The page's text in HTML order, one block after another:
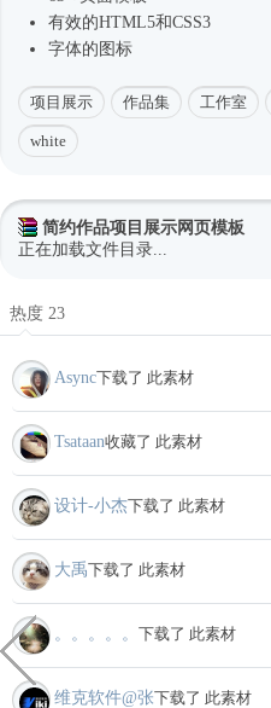
有效的HTML5和CSS3
字体的图标
项目展示 作品集 工作室
white
简约作品项目展示网页模板
正在加载文件目录...
热度 23
Async下载了 此素材
Tsataan收藏了 此素材
设计-小杰下载了 此素材
大禹下载了 此素材
。。。。。 下载了 此素材
维克软件@张下载了 此素材